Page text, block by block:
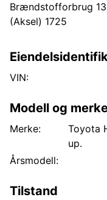
Brændstofforbrug
(Aksel) 1725
VIN:
Modell og
Merke:
Toyota
up.
Årsmodell:
Tilstand